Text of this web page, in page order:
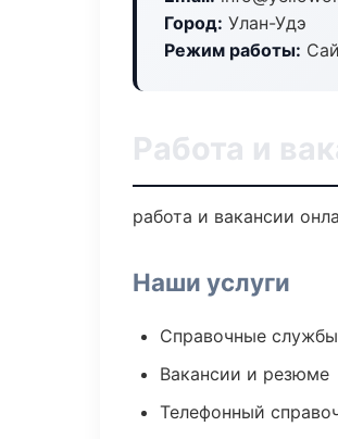
Город: Улан-Удэ
Режим работы:
Работа и
работа и вакансии
Наши услуги
Справочные
Вакансии и резюме
Телефонный